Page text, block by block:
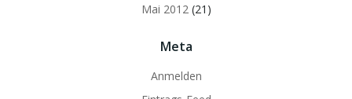
Mai 2012 (21)
Meta
Anmelden